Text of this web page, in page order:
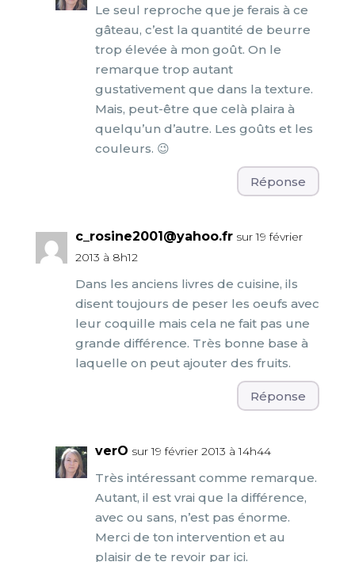
Le seul reproche que je ferais à ce
gâteau, c’est la quantité de beurre
trop élevée à mon goût. On le
remarque trop autant
gustativement que dans la texture.
Mais, peut-être que celà plaira à
quelqu’un d’autre. Les goûts et les
couleurs. 😉
Réponse
c_rosine2001@yahoo.fr sur 19 février
2013 à 8h12
Dans les anciens livres de cuisine, ils
disent toujours de peser les oeufs avec
leur coquille mais cela ne fait pas une
grande différence. Très bonne base à
laquelle on peut ajouter des fruits.
Réponse
verO sur 19 février 2013 à 14h44
Très intéressant comme remarque.
Autant, il est vrai que la différence,
avec ou sans, n’est pas énorme.
Merci de ton intervention et au
plaisir de te revoir par ici.